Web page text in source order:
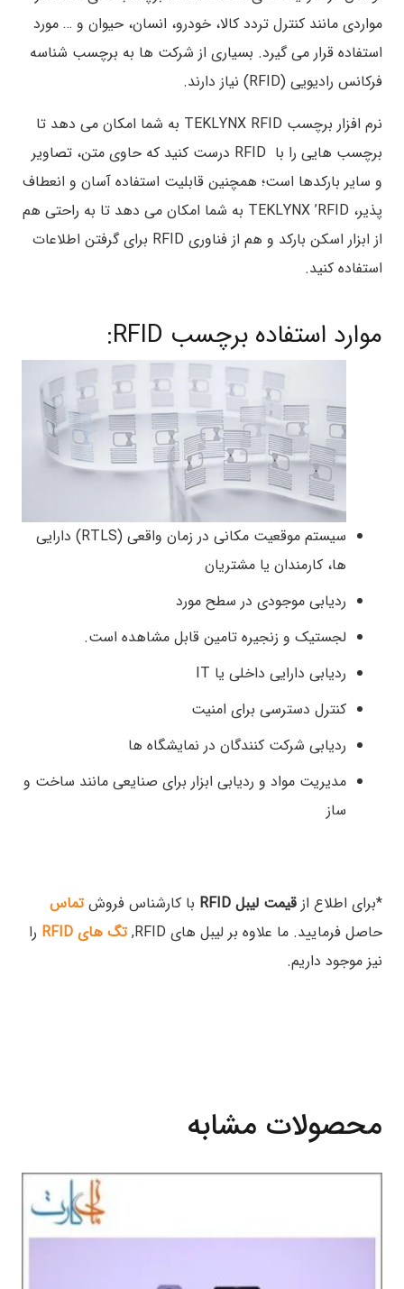
مواردی مانند کنترل تردد کالا، خودرو، انسان، حیوان و … مورد
استفاده قرار می گیرد. بسیاری از شرکت ها به برچسب شناسه
فرکانس رادیویی (RFID) نیاز دارند.
نرم افزار برچسب TEKLYNX RFID به شما امکان می دهد تا
برچسب هایی را با RFID درست کنید که حاوی متن، تصاویر
و سایر بارکدها است؛ همچنین قابلیت استفاده آسان و انعطاف
پذیر، TEKLYNX ’RFID به شما امکان می دهد تا به راحتی هم
از ابزار اسکن بارکد و هم از فناوری RFID برای گرفتن اطلاعات
استفاده کنید.
موارد استفاده برچسب RFID:
سیستم موقعیت مکانی در زمان واقعی (RTLS) دارایی
ها، کارمندان یا مشتریان
ردیابی موجودی در سطح مورد
لجستیک و زنجیره تامین قابل مشاهده است.
ردیابی دارایی داخلی یا IT
کنترل دسترسی برای امنیت
ردیابی شرکت کنندگان در نمایشگاه ها
مدیریت مواد و ردیابی ابزار برای صنایعی مانند ساخت و
ساز
*برای اطلاع از قیمت لیبل RFID با کارشناس فروشتماس
حاصل فرمایید. ما علاوه بر لیبل های RFID,
تگ های RFID
را
نیز موجود داریم.
محصولات مشابه